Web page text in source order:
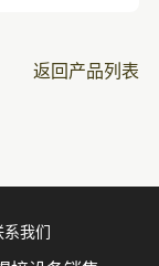
返回产品列表
系我们